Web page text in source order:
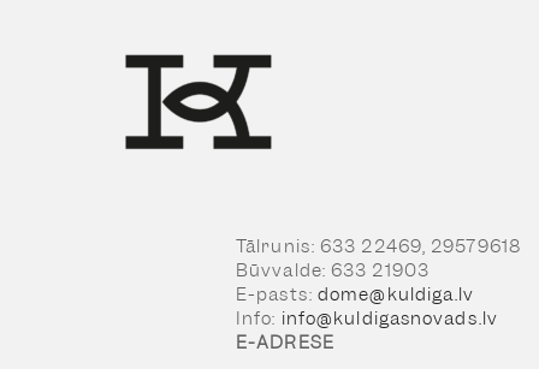
Tālrunis: 633 22469, 29579618
Būvvalde: 633 21903
E-pasts: dome@kuldiga.lv
Info: info@kuldigasnovads.lv
E-ADRESE